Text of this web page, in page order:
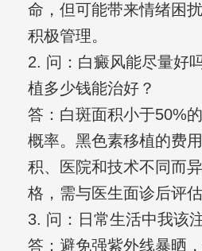
命，但可能带来情绪困
积极管理。
2. 问：白癜风能尽量好
植多少钱能治好？
答：白斑面积小于50%
概率。黑色素移植的费
积、医院和技术不同而
格，需与医生面诊后评估
3. 问：日常生活中我该
答：避免强紫外线暴晒